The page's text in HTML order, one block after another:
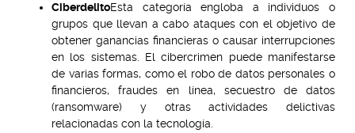
CiberdelitoEsta categoría engloba a individuos o
grupos que llevan a cabo ataques con el objetivo de
obtener ganancias financieras o causar interrupciones
en los sistemas. El cibercrimen puede manifestarse
de varias formas, como el robo de datos personales o
financieros, fraudes en línea, secuestro de datos
(ransomware) y otras actividades delictivas
relacionadas con la tecnología.